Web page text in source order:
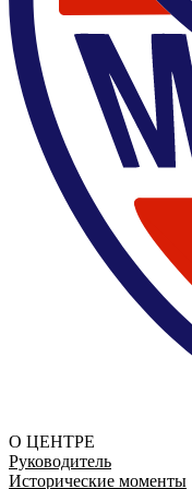
О ЦЕНТРЕ
Руководитель
Исторические моменты